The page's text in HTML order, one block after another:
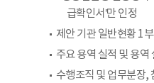
급확인서’만 인정
제안 기관 일반현황 1부
주요 용역 실적 및 용역
수행조직 및 업무분장,